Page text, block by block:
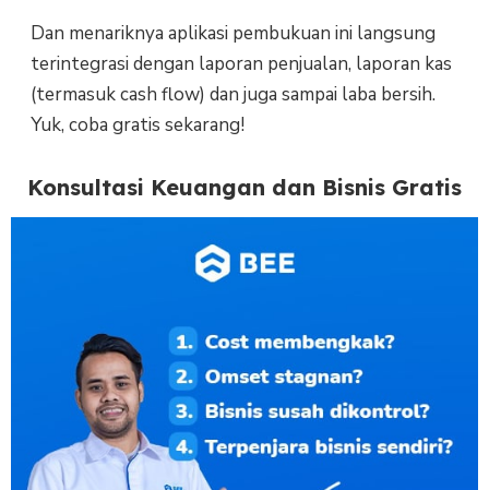
Dan menariknya aplikasi pembukuan ini langsung
terintegrasi dengan laporan penjualan, laporan kas
(termasuk cash flow) dan juga sampai laba bersih.
Yuk, coba gratis sekarang!
Konsultasi Keuangan dan Bisnis Gratis